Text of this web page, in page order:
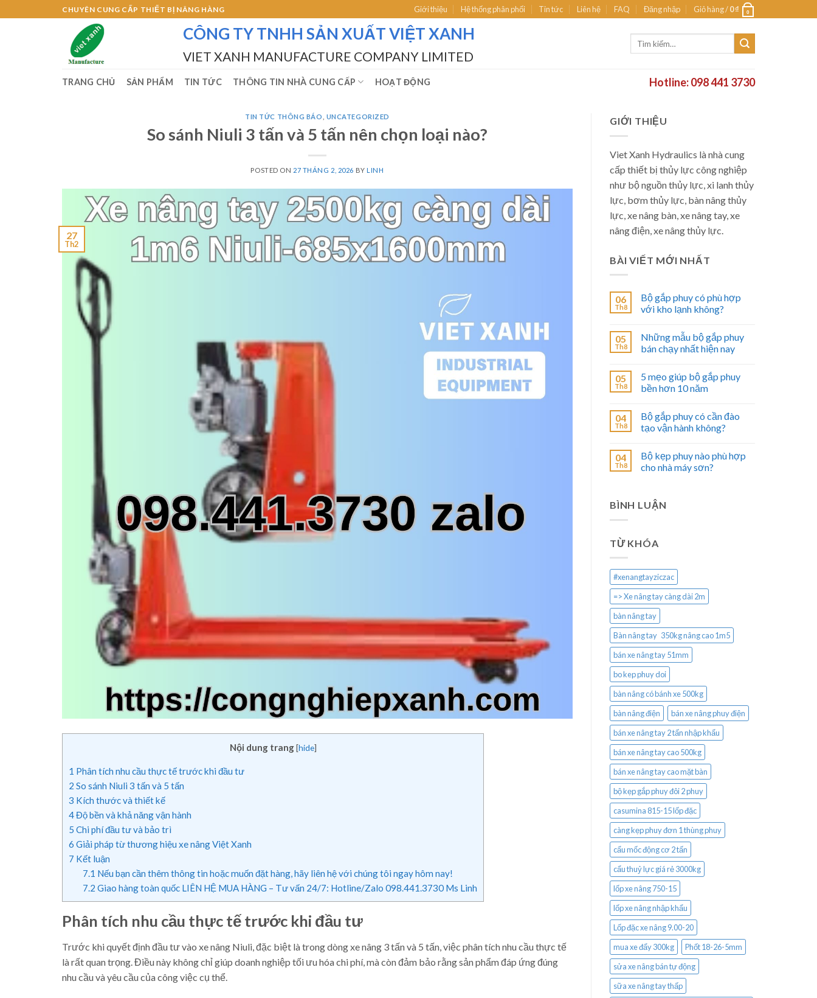
to
CHUYÊN CUNG CẤP THIẾT BỊ NÂNG HÀNG Giới thiệu Hệ thống phân phối Tin tức Liên hệ FAQ Đăng nhập Giỏ hàng /0₫ 0
CÔNG TY TNHH SẢN XUẤT VIỆT XANH
VIET XANH MANUFACTURE COMPANY LIMITED
TRANG CHỦ SẢN PHẨM TIN TỨC THÔNG TIN NHÀ CUNG CẤP HOẠT ĐỘNG Hotline: 098 441 3730
TIN TỨC THÔNG BÁO UNCATEGORIZED
So sánh Niuli 3 tấn và 5 tấn nên chọn loại nào?
POSTED ON 27 THÁNG 2, 2026 BYLINH
27
Th2
Nội dung trang [hide]
1 Phân tích nhu cầu thực tế trước khi đầu tư
2 So sánh Niuli 3 tấn và 5 tấn
3 Kích thước và thiết kế
4Độ bền và khả năng vận hành
5 Chi phí đầu tư và bảo trì
6 Giải pháp từ thương hiệu xe nâng Việt Xanh
7 Kết luận
7.1 Nếu bạn cần thêm thông tin hoặc muốn đặt hàng, hãy liên hệ với chúng tôi ngay hôm nay!
7.2 Giao hàng toàn quốc LIÊN HỆ MUA HÀNG – Tư vấn 24/7: Hotline/Zalo 098.441.3730 Ms Linh
Phân tích nhu cầu thực tế trước khi đầu tư
Trước khi quyết định đầu tư vào xe nâng Niuli, đặc biệt là trong dòng xe nâng 3 tấn và 5 tấn, việc phân tích nhu cầu thực tế
là rất quan trọng. Điều này không chỉ giúp doanh nghiệp tối ưu hóa chi phí, mà còn đảm bảo rằng sản phẩm đáp ứng đúng
nhu cầu và yêu cầu của công việc cụ thể.
GIỚI THIỆU
Viet Xanh Hydraulics là nhà cung
cấp thiết bị thủy lực công nghiệp
như bộ nguồn thủy lực, xi lanh thủy
lực, bơm thủy lực, bàn nâng thủy
lực, xe nâng bàn, xe nâng tay, xe
nâng điện, xe nâng thủy lực.
BÀI VIẾT MỚI NHẤT
06
Th8
Bộ gắp phuy có phù hợp
với kho lạnh không?
05
Th8
Những mẫu bộ gắp phuy
bán chạy nhất hiện nay
05
Th8
5 mẹo giúp bộ gắp phuy
bền hơn 10 năm
04
Th8
Bộ gắp phuy có cần đào
tạo vận hành không?
04
Th8
Bộ kẹp phuy nào phù hợp
cho nhà máy sơn?
BÌNH LUẬN
TỪ KHÓA
#xenangtayziczac
=> Xe nâng tay càng dài 2m
bàn nâng tay
Bàn nâng tay 350kg nâng cao 1m5
bán xe nâng tay 51mm
bo kep phuy doi
bàn nâng có bánh xe 500kg
bàn nâng điện
bán xe nâng phuy điện
bán xe nâng tay 2 tấn nhập khẩu
bán xe nâng tay cao 500kg
bán xe nâng tay cao mặt bàn
bộ kẹp gắp phuy đôi 2 phuy
casumina 815-15 lốp đặc
càng kẹp phuy đơn 1 thùng phuy
cẩu mốc động cơ 2 tấn
cẩu thuỷ lực giá rẻ 3000kg
lốp xe nâng 750-15
lốp xe nâng nhập khẩu
Lốp đặc xe nâng 9.00-20
mua xe đẩy 300kg
Phốt 18-26-5mm
sửa xe nâng bán tự động
sữa xe nâng tay thấp